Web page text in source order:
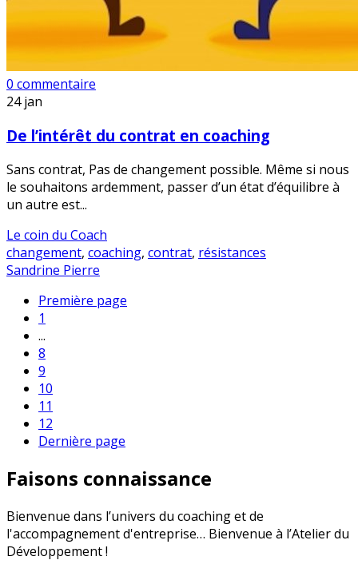
0 commentaire
24jan
De l’intérêt du contrat en coaching
Sans contrat, Pas de changement possible. Même si nous
le souhaitons ardemment, passer d’un état d’équilibre à
un autre est...
Le coin du Coach
changement, coaching, contrat, résistances
Sandrine Pierre
Première page
1
...
8
9
10
11
12
Dernière page
Faisons connaissance
Bienvenue dans l’univers du coaching et de
l'accompagnement d'entreprise… Bienvenue à l’Atelier du
Développement !